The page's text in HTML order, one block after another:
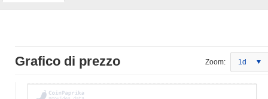
Grafico di prezzo Zoom: 1d